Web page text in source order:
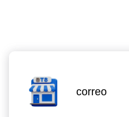
correo